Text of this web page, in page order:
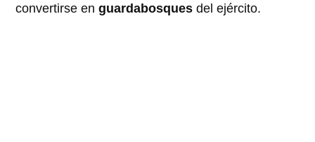
convertirse enguardabosquesdel ejército.